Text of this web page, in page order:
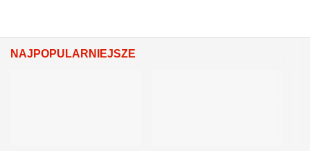
NAJPOPULARNIEJSZE